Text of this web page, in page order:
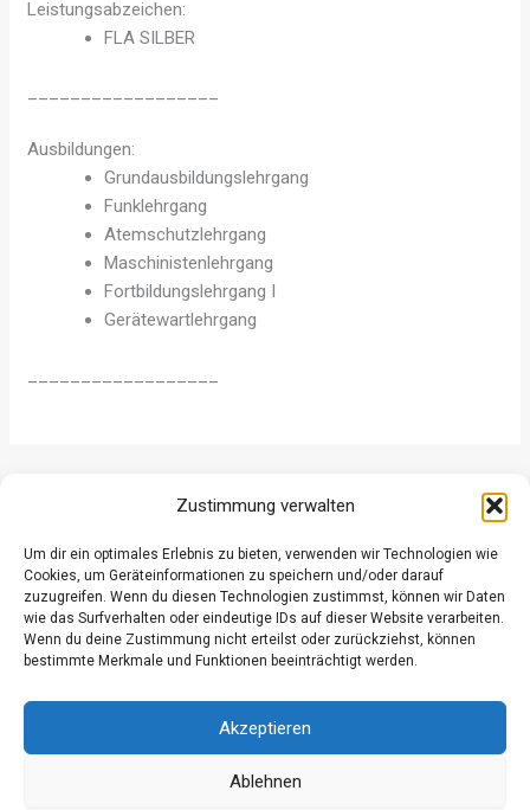
Zustimmung verwalten
Um dir ein optimales Erlebnis zu bieten, verwenden wir Technologien wie
Cookies, um Geräteinformationen zu speichern und/oder darauf
zuzugreifen. Wenn du diesen Technologien zustimmst, können wir Daten
wie das Surfverhalten oder eindeutige IDs auf dieser Website verarbeiten.
Wenn du deine Zustimmung nicht erteilst oder zurückziehst, können
bestimmte Merkmale und Funktionen beeinträchtigt werden.
Akzeptieren
Ablehnen
Leistungsabzeichen:
FLA SILBER
Ausbildungen:
Grundausbildungslehrgang
Funklehrgang
Atemschutzlehrgang
Maschinistenlehrgang
Fortbildungslehrgang I
Gerätewartlehrgang
Datenschutz
Impressum